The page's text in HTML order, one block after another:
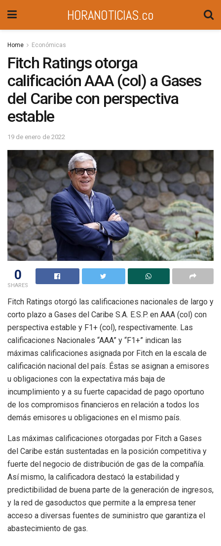
HORANOTICIAS.co
Home Económicas
Fitch Ratings otorga
calificación AAA (col) a Gases
del Caribe con perspectiva
estable
19 de enero de 2022
0
SHARES
Fitch Ratings otorgó las calificaciones nacionales de largo y
corto plazo a Gases del Caribe S.A. E.S.P. en AAA (col) con
perspectiva estable y F1+ (col), respectivamente. Las
calificaciones Nacionales “AAA” y “F1+” indican las
máximas calificaciones asignada por Fitch en la escala de
calificación nacional del país. Éstas se asignan a emisores
u obligaciones con la expectativa más baja de
incumplimiento y a su fuerte capacidad de pago oportuno
de los compromisos financieros en relación a todos los
demás emisores u obligaciones en el mismo país.
Las máximas calificaciones otorgadas por Fitch a Gases
del Caribe están sustentadas en la posición competitiva y
fuerte del negocio de distribución de gas de la compañía.
Así mismo, la calificadora destacó la estabilidad y
predictibilidad de buena parte de la generación de ingresos,
y la red de gasoductos que permite a la empresa tener
acceso a diversas fuentes de suministro que garantiza el
abastecimiento de gas.